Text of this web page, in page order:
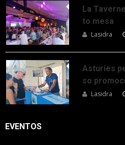
La
to mesa
Lasidra
Asturies
so
Lasidra
EVENTOS